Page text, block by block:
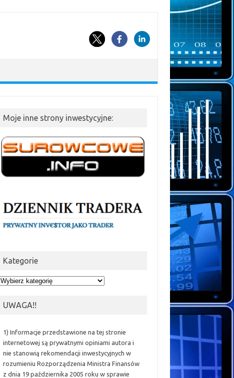
Moje inne strony inwestycyjne:
Kategorie
Kategorie
UWAGA!!
1) Informacje przedstawione na tej stronie
internetowej są prywatnymi opiniami autora i
nie stanowią rekomendacji inwestycyjnych w
rozumieniu Rozporządzenia Ministra Finansów
z dnia 19 października 2005 roku w sprawie